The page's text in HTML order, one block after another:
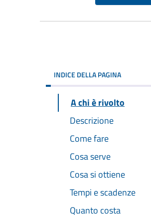
INDICE DELLA PAGINA
A chi è rivolto
Descrizione
Come fare
Cosa serve
Cosa si ottiene
Tempi e scadenze
Quanto costa